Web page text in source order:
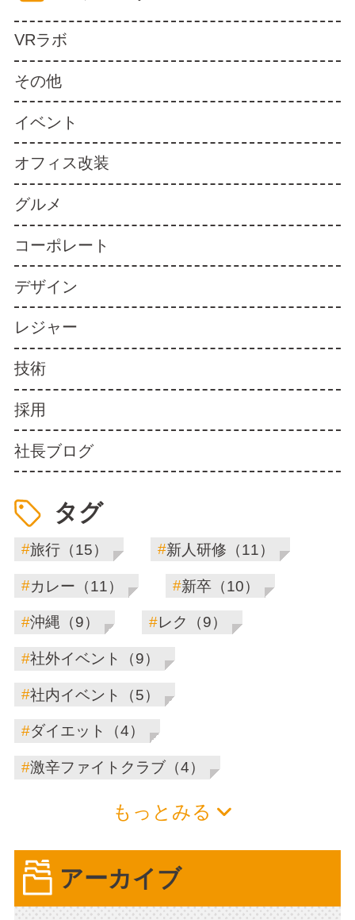
VRラボ
その他
イベント
オフィス改装
グルメ
コーポレート
デザイン
レジャー
技術
採用
社長ブログ
タグ
#旅行（15） #新人研修（11）
#カレー（11） #新卒（10）
#沖縄（9） #レク（9）
#社外イベント（9）
#社内イベント（5）
#ダイエット（4）
#激辛ファイトクラブ（4）
もっとみる
アーカイブ